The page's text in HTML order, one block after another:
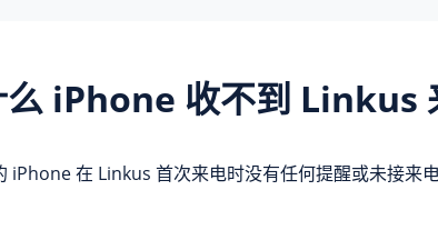
么 iPhone 收不到 Linkus
iPhone 在 Linkus 首次来电时没有任何提醒或未接来